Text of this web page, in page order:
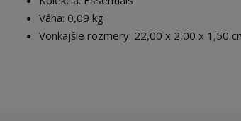
Váha: 0,09 kg
Vonkajšie rozmery: 22,00 x 2,00 x 1,50